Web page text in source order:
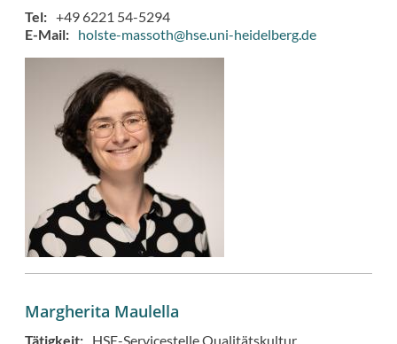
Tel
+49 6221 54-5294
E-Mail
holste-massoth@hse.uni-heidelberg.de
Margherita Maulella
Tätigkeit
HSE-Servicestelle Qualitätskultur